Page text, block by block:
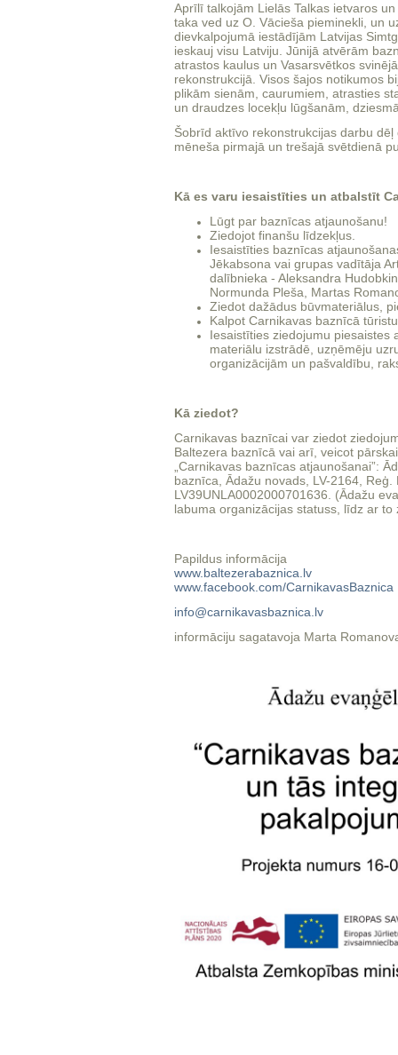
Aprīlī talkojām Lielās Talkas ietvaros
taka ved uz O. Vācieša pieminekli, un
dievkalpojumā iestādījām Latvijas
ieskauj visu Latviju. Jūnijā atvērām
atrastos kaulus un Vasarsvētkos
rekonstrukcijā. Visos šajos notikumos
plikām sienām, caurumiem, atrasties
un draudzes locekļu lūgšanām,
Šobrīd aktīvo rekonstrukcijas darbu
mēneša pirmajā un trešajā svētdienā
Kā es varu iesaistīties un atbalstīt
Lūgt par baznīcas atjaunošanu!
Ziedojot finanšu līdzekļus.
Iesaistīties baznīcas
Jēkabsona vai grupas vadītāja
dalībnieka - Aleksandra
Normunda Pleša, Martas
Ziedot dažādus būvmateriālus,
Kalpot Carnikavas baznīcā
Iesaistīties ziedojumu piesaistes
materiālu izstrādē, uzņēmēju
organizācijām un pašvaldību,
Kā ziedot?
Carnikavas baznīcai var ziedot
Baltezera baznīcā vai arī, veicot
„Carnikavas baznīcas atjaunošanai”:
baznīca, Ādažu novads, LV-2164,
LV39UNLA0002000701636. (Ādažu
labuma organizācijas statuss, līdz ar
Papildus informācija
www.baltezerabaznica.lv
www.facebook.com/CarnikavasBaznica
info@carnikavasbaznica.lv
informāciju sagatavoja Marta